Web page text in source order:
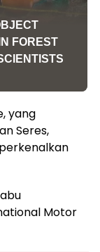
yang
Seres,
Motor